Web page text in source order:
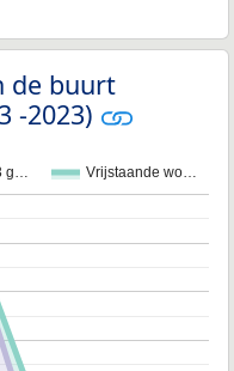
de buurt
-2023)
g… Vrijstaande wo…